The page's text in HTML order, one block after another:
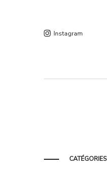
Instagram
CATÉGORIES